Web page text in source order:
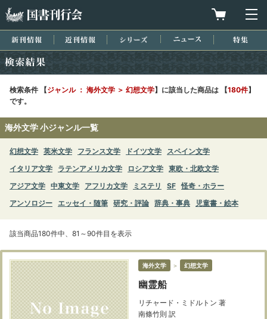
買物カゴを
新刊情報 近刊情報 シリーズ ニュース
検索条件 【ジャンル ： 海外文学 ＞ 幻想文学】に該当した商品は 【180件】
です。
海外文学 小ジャンル一覧
幻想文学 英米文学 フランス文学 ドイツ文学
スペイン文学
イタリア文学
ラテンアメリカ文学 ロシア文学 東欧・北欧文学
アジア文学 中東文学 アフリカ文学 ミステリ SF 怪奇・ホラー
アンソロジー
エッセイ・随筆 研究・評論 辞典・事典 児童書・絵本
該当商品180件中、81～90件目を表示
海外文学 ＞ 幻想文学
幽霊船
リチャード・ミドルトン 著
南條竹則 訳